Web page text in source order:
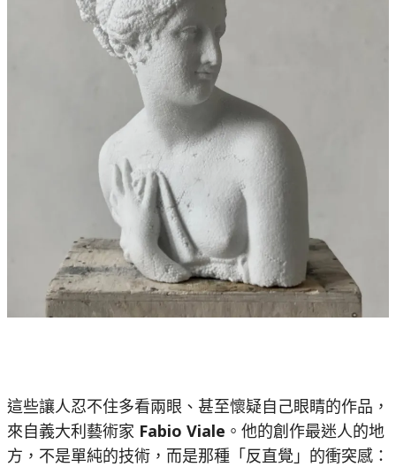
這些讓人忍不住多看兩眼、甚至懷疑自己眼睛的作品，
來自義大利藝術家 Fabio Viale 。他的創作最迷人的地
方，不是單純的技術，而是那種「反直覺」的衝突感：